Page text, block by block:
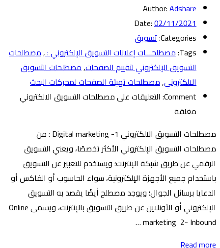
Author:Adshare
Date:02/11/2021
Categories: تسويق
Tags: مصطلحـــات إعلانات التسويق الإلكتروني : ​,مصطلحات
التسويق الإلكتروني لتقييم الصفحات,مصطلحات التسويق
الالكتروني,مصطلحات تهيئة الصفحات لمحركات البحث
Comment: التعليقاتعلى مصطلحات التسويق الالكتروني
مغلقة
مصطلحات التسويق الالكتروني 1- Digital marketing : من
مصطلحات التسويق الإلكتروني الأكثر تخصصًا، ويعني التسويق
الرقمي عن طريق شبكة الإنترنت؛ ويستخدم للتعبير عن التسويق
باستخدام جميع الأجهزة الإلكترونية، سواء الحاسوب أو الفاكس أو
الدعايا برسائل الجوال؛ ويوجد مصطلح أيضًا يقصد به التسويق
الإلكتروني أو الأونلاين عن طريق التسويق بالإنترنت، ويسمى Online
marketing ​ 2- Inbound …
Read more